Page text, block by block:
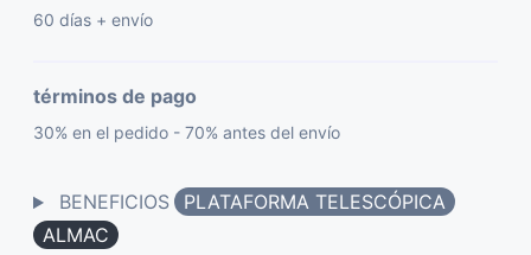
60 días + envío
términos de pago
30% en el pedido - 70% antes del envío
BENEFICIOS
PLATAFORMA TELESCÓPICA
ALMAC